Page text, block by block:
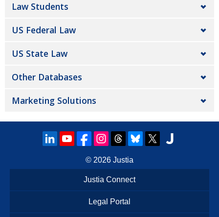
Law Students
US Federal Law
US State Law
Other Databases
Marketing Solutions
© 2026 Justia
Justia Connect
Legal Portal